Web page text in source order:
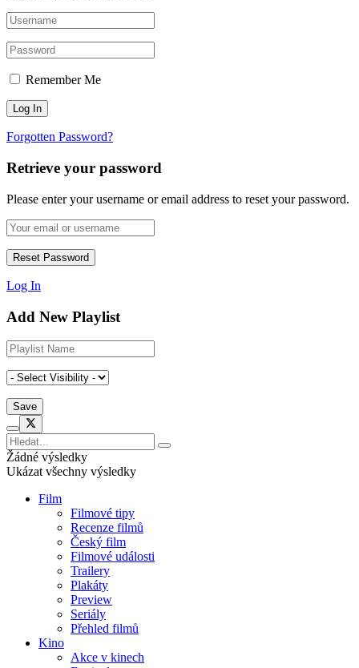
Remember Me
Forgotten Password?
Retrieve your password
Please enter your username or email address to reset your password.
Log In
Add New Playlist
Žádné výsledky
Ukázat všechny výsledky
Film
Filmové tipy
Recenze filmů
Český film
Filmové události
Trailery
Plakáty
Preview
Seriály
Přehled filmů
Kino
Akce v kinech